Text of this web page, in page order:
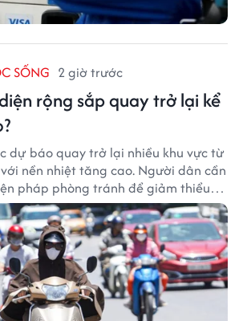
SỐNG 2 giờ trước
rộng sắp quay trở lại kể
dự báo quay trở lại nhiều khu vực từ
nền nhiệt tăng cao. Người dân cần
pháp phòng tránh để giảm thiểu
tiết cực đoan.